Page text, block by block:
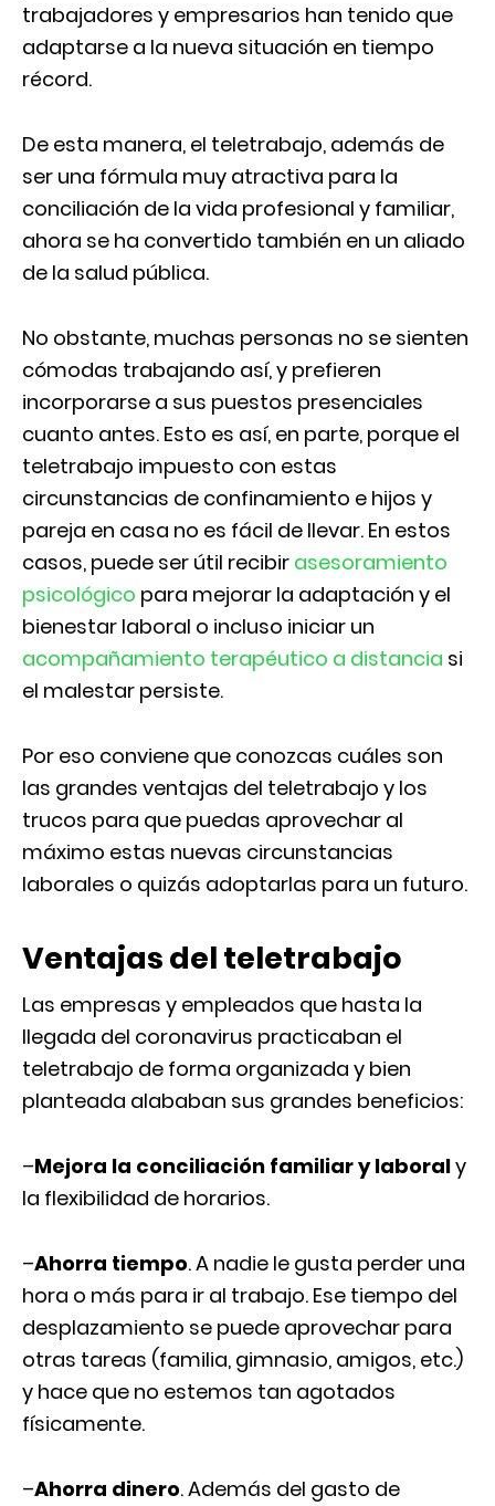
trabajadores y empresarios han tenido que
adaptarse a la nueva situación en tiempo
récord.
De esta manera, el teletrabajo, además de
ser una fórmula muy atractiva para la
conciliación de la vida profesional y familiar,
ahora se ha convertido también en un aliado
de la salud pública.
No obstante, muchas personas no se sienten
cómodas trabajando así, y prefieren
incorporarse a sus puestos presenciales
cuanto antes. Esto es así, en parte, porque el
teletrabajo impuesto con estas
circunstancias de confinamiento e hijos y
pareja en casa no es fácil de llevar. En estos
casos, puede ser útil recibir asesoramiento
psicológico para mejorar la adaptación y el
bienestar laboral o incluso iniciar un
acompañamiento terapéutico a distancia si
el malestar persiste.
Por eso conviene que conozcas cuáles son
las grandes ventajas del teletrabajo y los
trucos para que puedas aprovechar al
máximo estas nuevas circunstancias
laborales o quizás adoptarlas para un futuro.
Ventajas del teletrabajo
Las empresas y empleados que hasta la
llegada del coronavirus practicaban el
teletrabajo de forma organizada y bien
planteada alababan sus grandes beneficios:
–Mejora la conciliación familiar y laboraly
la flexibilidad de horarios.
–Ahorra tiempo. A nadie le gusta perder una
hora o más para ir al trabajo. Ese tiempo del
desplazamiento se puede aprovechar para
otras tareas (familia, gimnasio, amigos, etc.)
y hace que no estemos tan agotados
físicamente.
–Ahorra dinero. Además del gasto de